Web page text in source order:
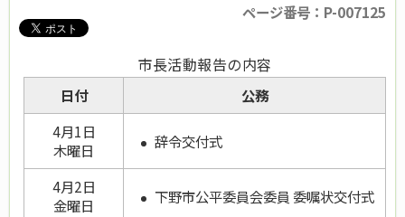
ページ番号：P-007125
市長活動報告の内容
日付
公務
4月1日
木曜日
辞令交付式
4月2日
金曜日
下野市公平委員会委員 委嘱状交付式